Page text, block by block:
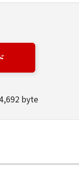
に瑕疵がないこ
いても一切の責任
なしに、本ソフ
byte